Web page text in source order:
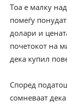
Тоа е малку
помеѓу
долари и
почетокот на
дека купил
Според
сомневаат